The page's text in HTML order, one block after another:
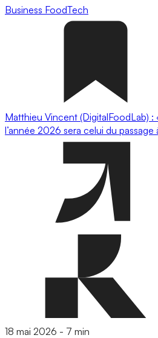
Business FoodTech
Matthieu Vincent (DigitalFoodLab)
l’année 2026 sera celui du passage
18 mai 2026 - 7 min